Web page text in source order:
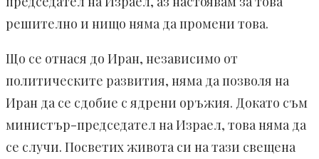
решително и нищо няма да промени това.
Що се отнася до Иран, независимо от
политическите развития, няма да позволя на
Иран да се сдобие с ядрени оръжия. Докато съм
министър-председател на Израел, това няма да
се случи. Посветих живота си на тази свещена